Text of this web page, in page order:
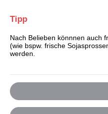
Tipp
Nach Belieben könnnen auch
(wie bspw. frische
werden.